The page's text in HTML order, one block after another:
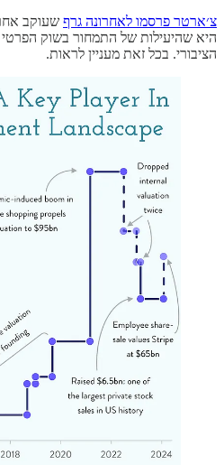
צ׳ארטר פרסמו לאחרונה גרף שעוקב
היא שהיעילות של התמחור בשוק
הציבורי. בכל זאת מעניין לראות.